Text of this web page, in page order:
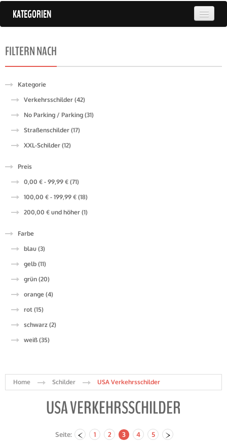
KATEGORIEN
FILTERN NACH
Kategorie
Verkehrsschilder (42)
No Parking / Parking (31)
Straßenschilder (17)
XXL-Schilder (12)
Preis
0,00 € - 99,99 € (71)
100,00 € - 199,99 € (18)
200,00 € und höher (1)
Farbe
blau (3)
gelb (11)
grün (20)
orange (4)
rot (15)
schwarz (2)
weiß (35)
Home Schilder USA Verkehrsschilder
USA VERKEHRSSCHILDER
Seite: 1 2 3 4 5